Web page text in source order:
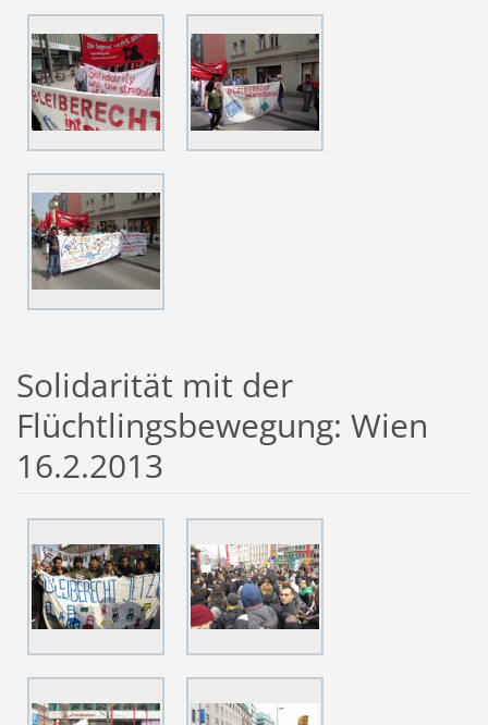
Solidarität mit der
Flüchtlingsbewegung: Wien
16.2.2013